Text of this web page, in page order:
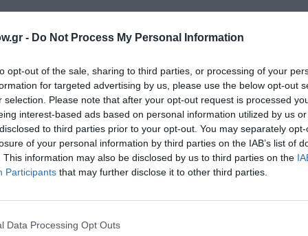
- Do Not Process My Personal Information
opt-out of the sale, sharing to third parties, or processing of your
for targeted advertising by us, please use the below opt-out
selection. Please note that after your opt-out request is processed
interest-based ads based on personal information utilized by us
to third parties prior to your opt-out. You may separately
of your personal information by third parties on the IAB’s list of
This information may also be disclosed by us to third parties on the
Participants that may further disclose it to other third parties.
Data Processing Opt Outs
στοCulturenow.gr